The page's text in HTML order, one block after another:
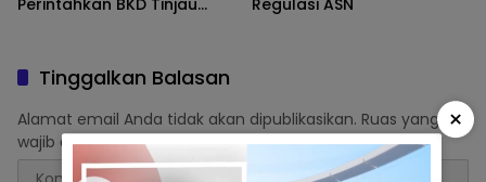
Tinggalkan Balasan
Alamat email Anda tidak akan dipublikasikan. Ruas yang
wajib ditandai*
×